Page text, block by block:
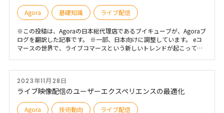
Agora 基礎知識 ライブ配信
※この投稿は、Agoraの日本総代理店であるブイキューブが、Agoraブ
ログを翻訳した記事です。 ※一部、日本向けに調整しています。 eコ
マースの世界で、ライブコマースという新しいトレンドが起こってい
ラインショッピングは、アジアではすでに大人気で、アメリカでも波
及し始めています。この記事では、ライブコマースとは何か、そして
それがあなたのビジネスにとってどのような意味を持つのかを探りま
2023年11月28日
ライブ映像配信のユーザーエクスペリエンスの最適化
Agora 技術動向 ライブ配信